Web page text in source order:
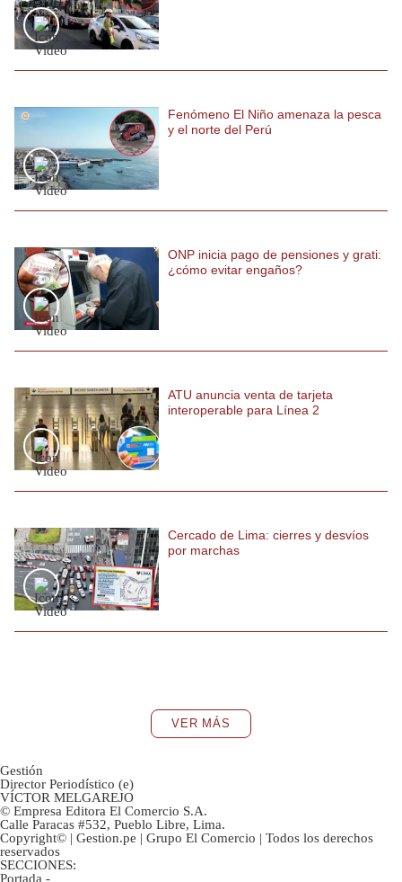
Fenómeno El Niño amenaza la pesca
y el norte del Perú
ONP inicia pago de pensiones y grati:
¿cómo evitar engaños?
ATU anuncia venta de tarjeta
interoperable para Línea 2
Cercado de Lima: cierres y desvíos
por marchas
VER MÁS
Gestión
Director Periodístico (e)
VÍCTOR MELGAREJO
© Empresa Editora El Comercio S.A.
Calle Paracas #532, Pueblo Libre, Lima.
Copyright© | Gestion.pe | Grupo El Comercio | Todos los derechos
reservados
SECCIONES:
Portada -